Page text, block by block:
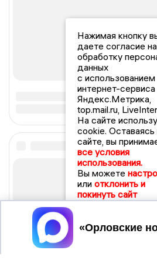
Нажимая кнопку
даете согласие на
обработку
данных
с использованием
интернет-сервиса
Яндекс.Метрика,
top.mail.ru,
На сайте
cookie. Оставаясь
сайте, вы
все условия
использования.
Вы можете
или отклонить и
покинуть сайт
Принять